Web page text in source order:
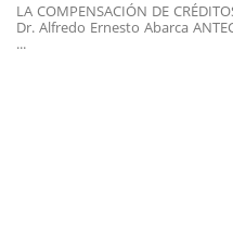
LA COMPENSACIÓN DE
Dr. Alfredo Ernesto Abarca
...